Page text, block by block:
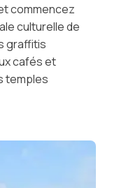
commencez
culturelle de
graffitis
cafés et
temples